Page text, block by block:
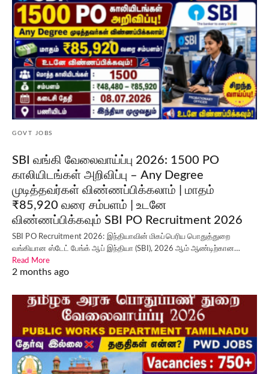
GOVT JOBS
SBI வங்கி வேலைவாய்ப்பு 2026: 1500 PO
காலியிடங்கள் அறிவிப்பு – Any Degree
முடித்தவர்கள் விண்ணப்பிக்கலாம் | மாதம்
₹85,920 வரை சம்பளம் | உடனே
விண்ணப்பிக்கவும் SBI PO Recruitment 2026
SBI PO Recruitment 2026: இந்தியாவின் மிகப்பெரிய பொதுத்துறை
வங்கியான ஸ்டேட் பேங்க் ஆப் இந்தியா (SBI), 2026 ஆம் ஆண்டிற்கான…
Read More
2 months ago